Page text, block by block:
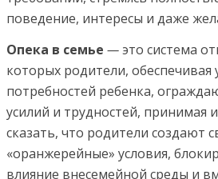
поведение, интересы и даже
Опека в семье —это система
которых родители, обеспечивая
потребностей ребенка,
усилий и трудностей, принимая
сказать, что родители создают
«оранжерейные» условия,
влияние внесемейной среды и